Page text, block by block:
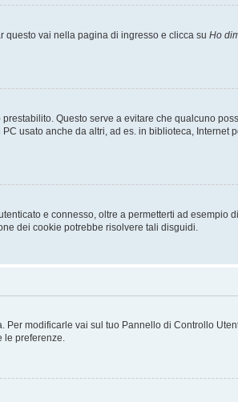
questo vai nella pagina di ingresso e clicca su Ho
Questo serve a evitare che qualcuno
usato anche da altri, ad es. in biblioteca, Internet
e connesso, oltre a permetterti ad esempio
dei cookie potrebbe risolvere tali disguidi.
modificarle vai sul tuo Pannello di Controllo
le preferenze.